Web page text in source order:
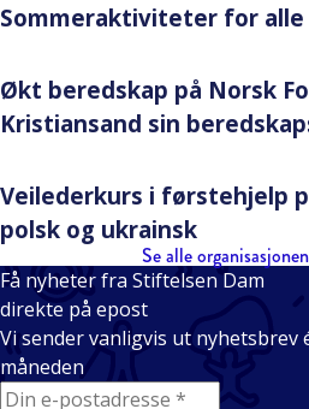
Sommeraktiviteter for alle
Økt beredskap på Norsk
Kristiansand sin
Veilederkurs i førstehjelp
polsk og ukrainsk
Se alle
Få nyheter fra Stiftelsen Dam
direkte på epost
Vi sender vanligvis ut nyhetsbrev
måneden
E-mail